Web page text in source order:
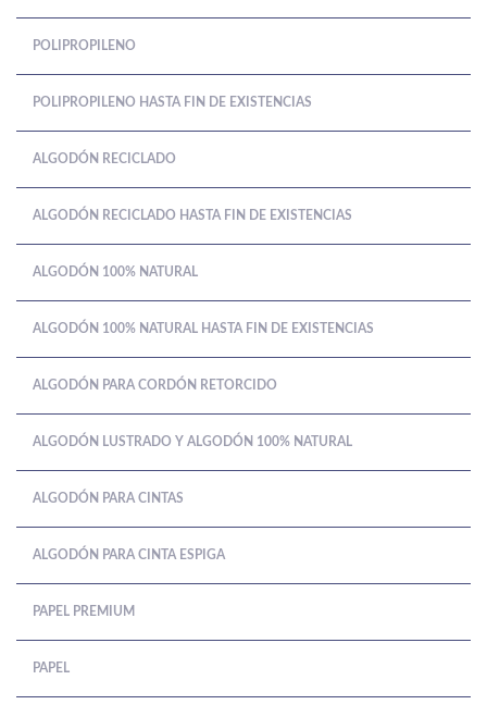
POLIPROPILENO
POLIPROPILENO HASTA FIN DE EXISTENCIAS
ALGODÓN RECICLADO
ALGODÓN RECICLADO HASTA FIN DE EXISTENCIAS
ALGODÓN 100% NATURAL
ALGODÓN 100% NATURAL HASTA FIN DE EXISTENCIAS
ALGODÓN PARA CORDÓN RETORCIDO
ALGODÓN LUSTRADO Y ALGODÓN 100% NATURAL
ALGODÓN PARA CINTAS
ALGODÓN PARA CINTA ESPIGA
PAPEL PREMIUM
PAPEL